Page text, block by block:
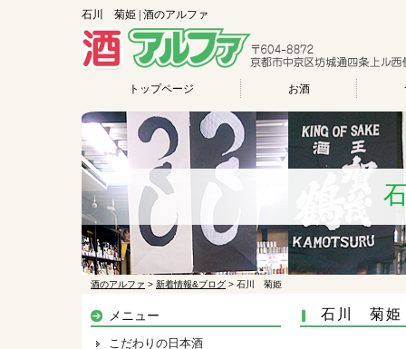
石川 菊姫 | 酒のアルファ
トップページ お酒
酒のアルファ > 新着情報&ブログ > 石川 菊姫
石川 菊姫
メニュー
こだわりの日本酒